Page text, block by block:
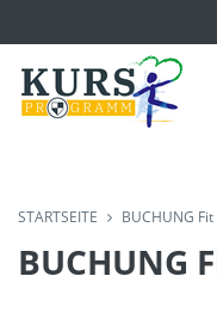
STARTSEITE BUCHUNG
BUCHUNG